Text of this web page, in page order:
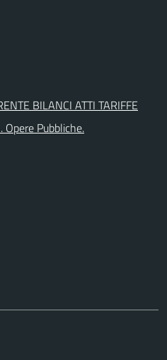
BILANCI ATTI TARIFFE
Pubbliche.